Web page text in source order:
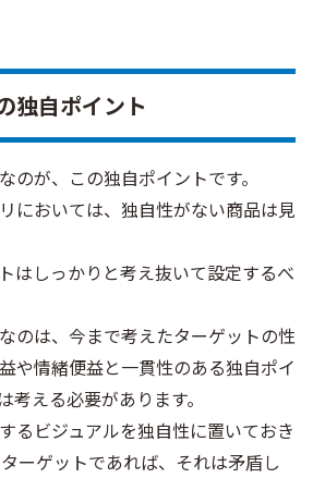
独自ポイント
のが、この独自ポイントです。
においては、独自性がない商品は見
はしっかりと考え抜いて設定するべ
のは、今まで考えたターゲットの性
や情緒便益と一貫性のある独自ポイ
考える必要があります。
るビジュアルを独自性に置いておき
ーゲットであれば、それは矛盾し